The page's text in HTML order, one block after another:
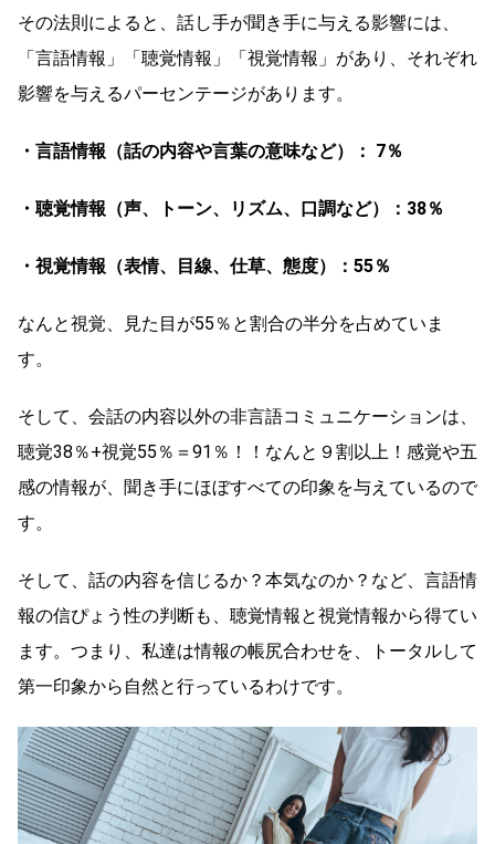
その法則によると、話し手が聞き手に与える影響には、
「言語情報」「聴覚情報」「視覚情報」があり、それぞれ
影響を与えるパーセンテージがあります。
・言語情報（話の内容や言葉の意味など）： 7％
・聴覚情報（声、トーン、リズム、口調など）：38％
・視覚情報（表情、目線、仕草、態度）：55％
なんと視覚、見た目が55％と割合の半分を占めていま
す。
そして、会話の内容以外の非言語コミュニケーションは、
聴覚38％+視覚55％＝91％！！なんと９割以上！感覚や五
感の情報が、聞き手にほぼすべての印象を与えているので
す。
そして、話の内容を信じるか？本気なのか？など、言語情
報の信ぴょう性の判断も、聴覚情報と視覚情報から得てい
ます。つまり、私達は情報の帳尻合わせを、トータルして
第一印象から自然と行っているわけです。